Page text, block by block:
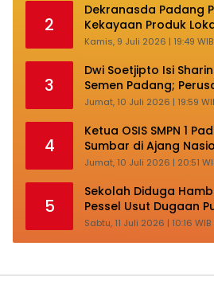
2
Dekranasda Padang
Kekayaan Produk
Makassar
Kamis, 9 Juli 2026 | 19:49 WIB
3
Dwi Soetjipto Isi
Semen Padang;
Lakukan Transformasi
Jumat, 10 Juli 2026 | 19:59
4
Ketua OSIS SMPN 1
Sumbar di Ajang
SMP
Jumat, 10 Juli 2026 | 20:51
5
Sekolah Diduga
Pessel Usut Dugaan
Sabtu, 11 Juli 2026 | 10:16 WIB